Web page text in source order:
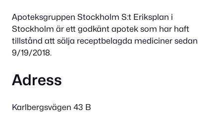
Apoteksgruppen Stockholm S:t Eriksplan i
Stockholm är ett godkänt apotek som har haft
tillstånd att sälja receptbelagda mediciner sedan
9/19/2018.
Adress
Karlbergsvägen 43 B